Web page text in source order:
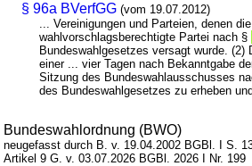
§ 96a BVerfGG (vom 19.07.2012)
... Vereinigungen und Parteien, denen
wahlvorschlagsberechtigte Partei nach §
Bundeswahlgesetzes versagt wurde. (2)
einer ... vier Tagen nach Bekanntgabe
Sitzung des Bundeswahlausschusses
des Bundeswahlgesetzes zu erheben
Bundeswahlordnung (BWO)
neugefasst durch B. v. 19.04.2002 BGBl. I S.
Artikel 9 G. v. 03.07.2026 BGBl. 2026 I Nr. 199